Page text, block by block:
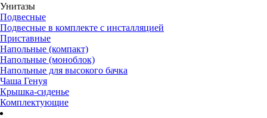
Унитазы
Подвесные
Подвесные в комплекте с инсталляцией
Приставные
Напольные (компакт)
Напольные (моноблок)
Напольные для высокого бачка
Чаша Генуя
Крышка-сиденье
Комплектующие